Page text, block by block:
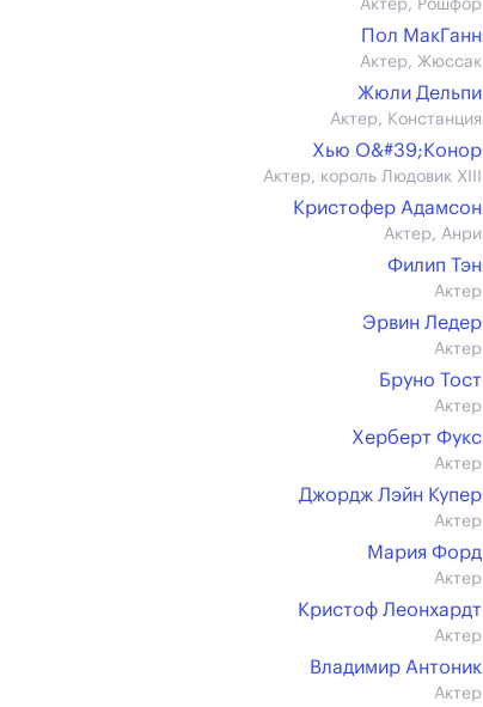
Актер, Рошфор
Пол МакГанн
Актер, Жюссак
Жюли Дельпи
Актер, Констанция
Хью О&#39;Конор
Актер, король Людовик XIII
Кристофер Адамсон
Актер, Анри
Филип Тэн
Актер
Эрвин Ледер
Актер
Бруно Тост
Актер
Херберт Фукс
Актер
Джордж Лэйн Купер
Актер
Мария Форд
Актер
Кристоф Леонхардт
Актер
Владимир Антоник
Актер